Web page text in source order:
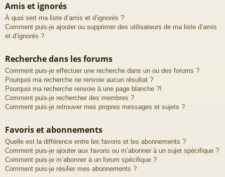
Amis et ignorés
À quoi sert ma liste d’amis et d’ignorés ?
Comment puis-je ajouter ou supprimer des utilisateurs de ma liste d’amis
et d’ignorés ?
Recherche dans les forums
Comment puis-je effectuer une recherche dans un ou des forums ?
Pourquoi ma recherche ne renvoie aucun résultat ?
Pourquoi ma recherche renvoie à une page blanche ?!
Comment puis-je rechercher des membres ?
Comment puis-je retrouver mes propres messages et sujets ?
Favoris et abonnements
Quelle est la différence entre les favoris et les abonnements ?
Comment puis-je ajouter aux favoris ou m’abonner à un sujet spécifique ?
Comment puis-je m’abonner à un forum spécifique ?
Comment puis-je résilier mes abonnements ?